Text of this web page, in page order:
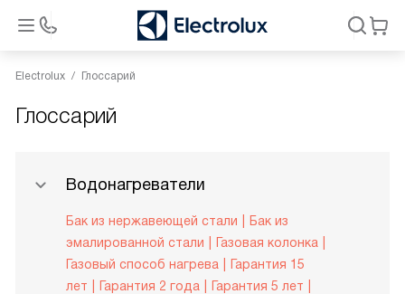
Electrolux Глоссарий
Глоссарий
Водонагреватели
Бак из нержавеющей стали
Бак из
эмалированной стали
Газовая колонка
Газовый способ нагрева
Гарантия 15
лет
Гарантия 2 года
Гарантия 5 лет